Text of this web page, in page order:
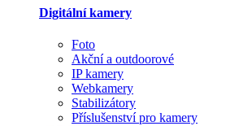
Digitální kamery
Foto
Akční a outdoorové
IP kamery
Webkamery
Stabilizátory
Příslušenství pro kamery